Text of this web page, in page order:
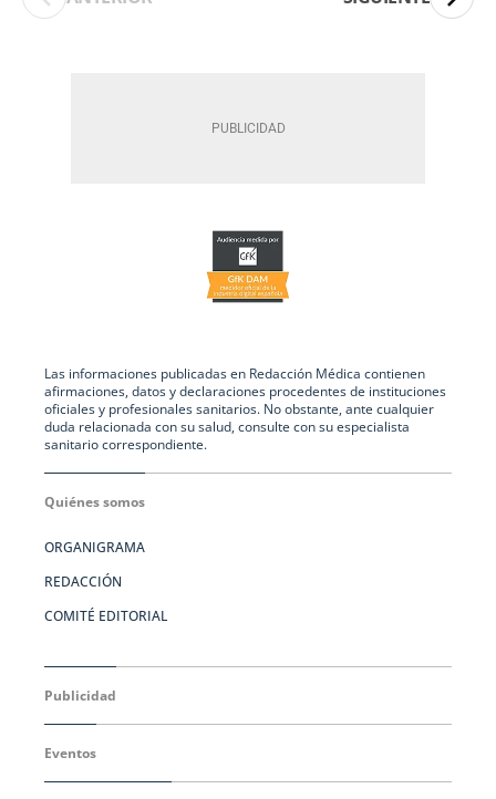
Las informaciones publicadas en Redacción Médica contienen
afirmaciones, datos y declaraciones procedentes de instituciones
oficiales y profesionales sanitarios. No obstante, ante cualquier
duda relacionada con su salud, consulte con su especialista
sanitario correspondiente.
Quiénes somos
ORGANIGRAMA
REDACCIÓN
COMITÉ EDITORIAL
Publicidad
Eventos